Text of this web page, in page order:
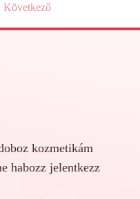
Következő
kozmetikám
habozz jelentkezz